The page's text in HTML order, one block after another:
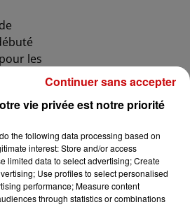
les
plants
se
rue des
le site
à
vie privée est notre priorité
do the following data processing based on
interest: Store and/or access
limited data to select advertising; Create
Use profiles to select personalised
performance; Measure content
through statistics or combinations
Continuer sans accepter